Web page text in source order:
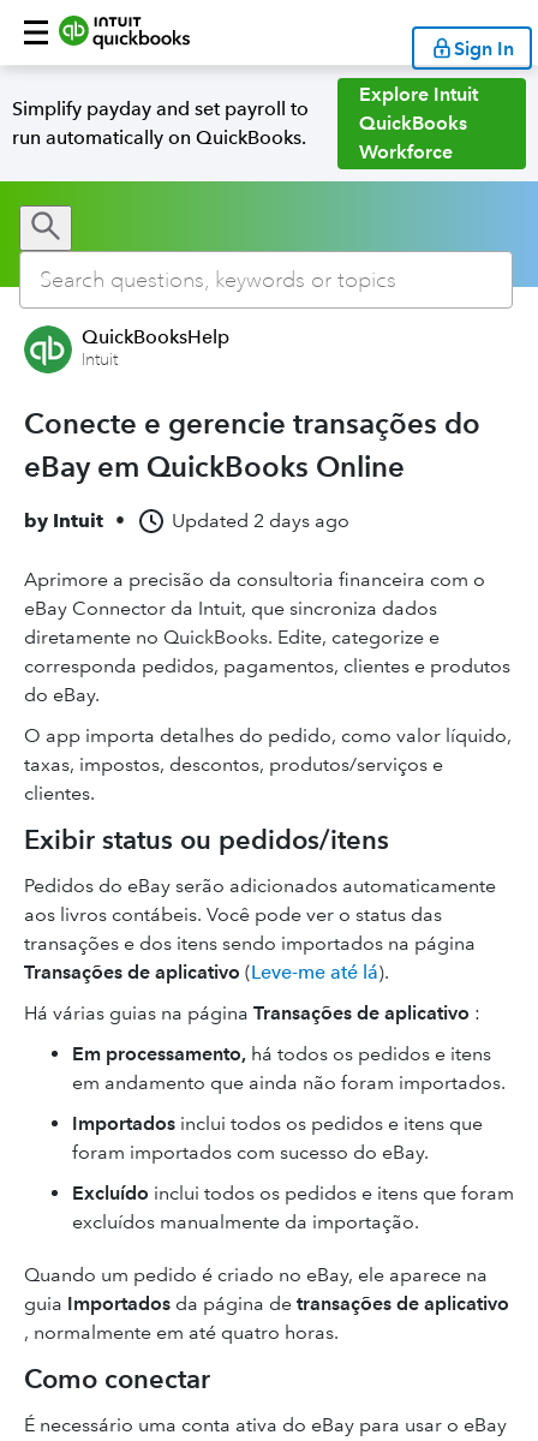
Sign In
Simplify payday and set payroll to
run automatically on QuickBooks.
Explore Intuit
QuickBooks
Workforce
QuickBooksHelp
Intuit
Conecte e gerencie transações do
eBay em QuickBooks Online
by Intuit • Updated 2 days ago
Aprimore a precisão da consultoria financeira com o
eBay Connector da Intuit, que sincroniza dados
diretamente no QuickBooks. Edite, categorize e
corresponda pedidos, pagamentos, clientes e produtos
do eBay.
O app importa detalhes do pedido, como valor líquido,
taxas, impostos, descontos, produtos/serviços e
clientes.
Exibir status ou pedidos/itens
Pedidos do eBay serão adicionados automaticamente
aos livros contábeis. Você pode ver o status das
transações e dos itens sendo importados na página
Transações de aplicativo (Leve-me até lá).
Há várias guias na página Transações de aplicativo :
Em processamento, há todos os pedidos e itens
em andamento que ainda não foram importados.
Importados inclui todos os pedidos e itens que
foram importados com sucesso do eBay.
Excluído inclui todos os pedidos e itens que foram
excluídos manualmente da importação.
Quando um pedido é criado no eBay, ele aparece na
guia Importados da página de transações de aplicativo
, normalmente em até quatro horas.
Como conectar
É necessário uma conta ativa do eBay para usar o eBay